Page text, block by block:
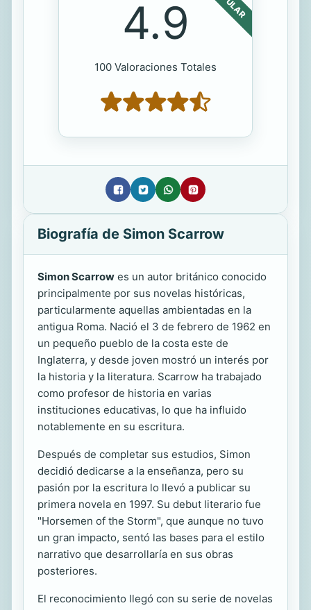
4.9
100 Valoraciones Totales
Biografía de Simon Scarrow
Simon Scarrow es un autor británico conocido
principalmente por sus novelas históricas,
particularmente aquellas ambientadas en la
antigua Roma. Nació el 3 de febrero de 1962 en
un pequeño pueblo de la costa este de
Inglaterra, y desde joven mostró un interés por
la historia y la literatura. Scarrow ha trabajado
como profesor de historia en varias
instituciones educativas, lo que ha influido
notablemente en su escritura.
Después de completar sus estudios, Simon
decidió dedicarse a la enseñanza, pero su
pasión por la escritura lo llevó a publicar su
primera novela en 1997. Su debut literario fue
"Horsemen of the Storm", que aunque no tuvo
un gran impacto, sentó las bases para el estilo
narrativo que desarrollaría en sus obras
posteriores.
El reconocimiento llegó con su serie de novelas